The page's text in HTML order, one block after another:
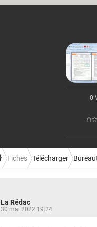
0
Fiches Télécharger
La Rédac
30 mai 2022 19:24